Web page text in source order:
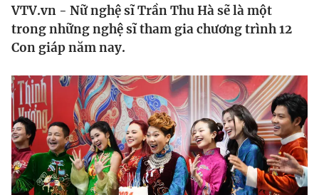
Thế giới
Tin tức
Thế giới đó đây
Câu chuyện quốc tế
Kinh tế
Tài chính
Thị trường
Góc doanh nghiệp
Dữ liệu và đời sống
Truyền hình
VTV.vn - Nữ nghệ sĩ Trần Thu Hà sẽ là một
trong những nghệ sĩ tham gia chương trình 12
Con giáp năm nay.